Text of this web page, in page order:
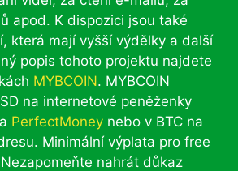
apod. K dispozici jsou také
která mají vyšší výdělky a další
popis tohoto projektu najdete
MYBCOIN. MYBCOIN
na internetové peněženky
a PerfectMoney nebo v BTC na
Minimální výplata pro free
nahrát důkaz